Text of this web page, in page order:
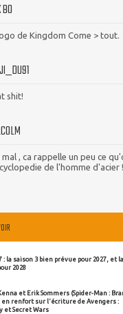
de Kingdom Come > tout.
shit!
mal , ca rappelle un peu ce
de l'homme d'acier !
: la saison 3 bien prévue pour 2027, et la
2028
et Erik Sommers (Spider-Man :
en renfort sur l'écriture de Avengers :
et Secret Wars